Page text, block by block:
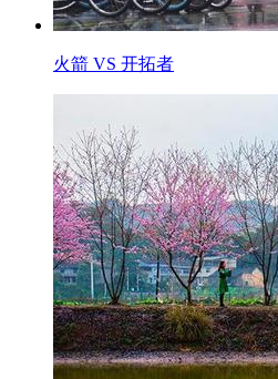
火箭 VS 开拓者